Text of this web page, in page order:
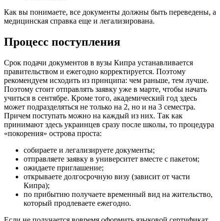
Как вы понимаете, все документы должны быть переведены, а
медицинская справка еще и легализирована.
Процесс поступления
Срок подачи документов в вузы Кипра устанавливается
правительством и ежегодно корректируется. Поэтому
рекомендуем исходить из принципа: чем раньше, тем лучше.
Поэтому стоит отправлять заявку уже в марте, чтобы начать
учиться в сентябре. Кроме того, академический год здесь
может подразделяться не только на 2, но и на 3 семестра.
Причем поступать можно на каждый из них. Так как
принимают здесь украинцев сразу после школы, то процедура
«покорения» острова проста:
собираете и легализируете документы;
отправляете заявку в университет вместе с пакетом;
ожидаете приглашение;
открываете долгосрочную визу (зависит от части
Кипра);
по прибытию получаете временный вид на жительство,
который продлеваете ежегодно.